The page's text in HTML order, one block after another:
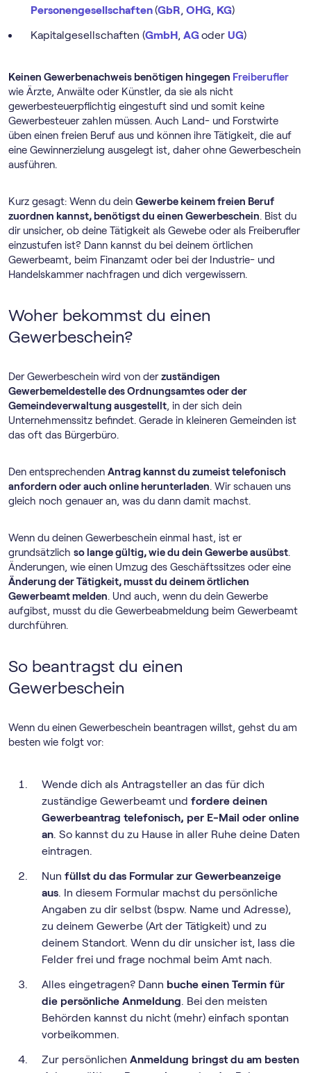
Personengesellschaften(GbR, OHG, KG)
Kapitalgesellschaften (GmbH, AGoder UG)
Keinen Gewerbenachweis benötigen hingegen Freiberufler
wie Ärzte, Anwälte oder Künstler, da sie als nicht
gewerbesteuerpflichtig eingestuft sind und somit keine
Gewerbesteuer zahlen müssen. Auch Land- und Forstwirte
üben einen freien Beruf aus und können ihre Tätigkeit, die auf
eine Gewinnerzielung ausgelegt ist, daher ohne Gewerbeschein
ausführen.
Kurz gesagt: Wenn du dein Gewerbe keinem freien Beruf
zuordnen kannst, benötigst du einen Gewerbeschein. Bist du
dir unsicher, ob deine Tätigkeit als Gewebe oder als Freiberufler
einzustufen ist? Dann kannst du bei deinem örtlichen
Gewerbeamt, beim Finanzamt oder bei der Industrie- und
Handelskammer nachfragen und dich vergewissern.
Woher bekommst du einen
Gewerbeschein?
Der Gewerbeschein wird von derzuständigen
Gewerbemeldestelle des Ordnungsamtes oder der
Gemeindeverwaltung ausgestellt, in der sich dein
Unternehmenssitz befindet. Gerade in kleineren Gemeinden ist
das oft das Bürgerbüro.
Den entsprechenden Antrag kannst du zumeist telefonisch
anfordern oder auch online herunterladen. Wir schauen uns
gleich noch genauer an, was du dann damit machst.
Wenn du deinen Gewerbeschein einmal hast, ist er
grundsätzlich so lange gültig, wie du dein Gewerbe ausübst.
Änderungen, wie einen Umzug des Geschäftssitzes oder eine
Änderung der Tätigkeit, musst du deinem örtlichen
Gewerbeamt melden. Und auch, wenn du dein Gewerbe
aufgibst, musst du die Gewerbeabmeldung beim Gewerbeamt
durchführen.
So beantragst du einen
Gewerbeschein
Wenn du einen Gewerbeschein beantragen willst, gehst du am
besten wie folgt vor:
Wende dich als Antragsteller an das für dich
zuständige Gewerbeamt und fordere deinen
Gewerbeantrag telefonisch, per E-Mail oder online
an. So kannst du zu Hause in aller Ruhe deine Daten
eintragen.
Nun füllst du das Formular zur Gewerbeanzeige
aus. In diesem Formular machst du persönliche
Angaben zu dir selbst (bspw. Name und Adresse),
zu deinem Gewerbe (Art der Tätigkeit) und zu
deinem Standort. Wenn du dir unsicher ist, lass die
Felder frei und frage nochmal beim Amt nach.
Alles eingetragen? Dann buche einen Termin für
die persönliche Anmeldung. Bei den meisten
Behörden kannst du nicht (mehr) einfach spontan
vorbeikommen.
Zur persönlichen Anmeldung bringst du am besten